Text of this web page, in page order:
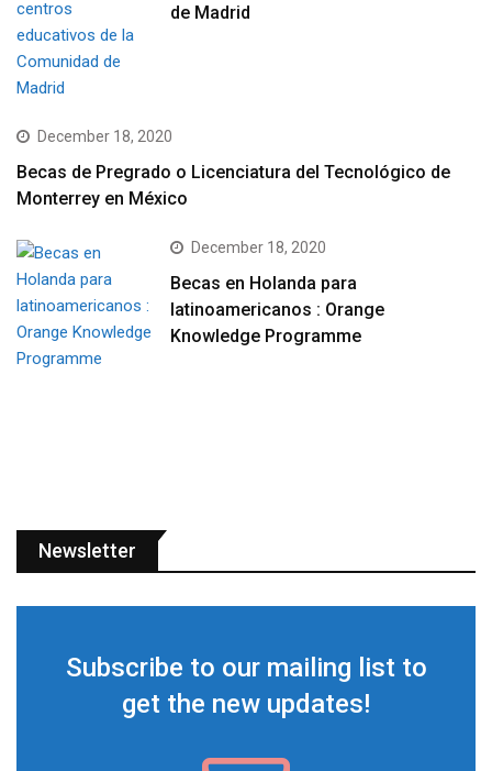
de Madrid
December 18, 2020
Becas de Pregrado o Licenciatura del Tecnológico de
Monterrey en México
December 18, 2020
Becas en Holanda para
latinoamericanos : Orange
Knowledge Programme
Newsletter
Subscribe to our mailing list to
get the new updates!